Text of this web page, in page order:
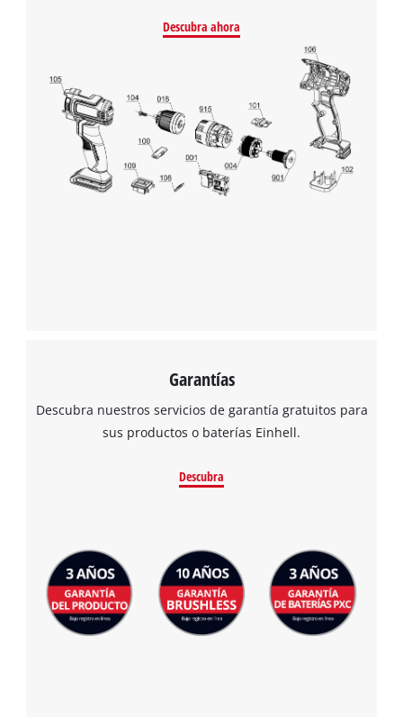
¡Necesitamos su consentimiento para
cargar el servicio Google Maps!
This content is not permitted to load due
to trackers that are not disclosed to the
visitor. The website owner needs to setup
the site with their CMP to add this content
to the list of technologies used.
Powered byUsercentrics Consent
Descubra ahora
Garantías
Descubra nuestros servicios de garantía gratuitos para
sus productos o baterías Einhell.
Descubra